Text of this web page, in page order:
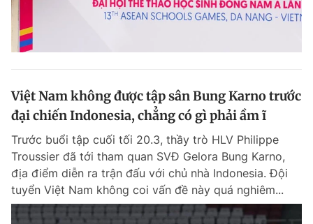
Việt Nam không được tập sân Bung Karno trước
đại chiến Indonesia, chẳng có gì phải ầm ĩ
Trước buổi tập cuối tối 20.3, thầy trò HLV Philippe
Troussier đã tới tham quan SVĐ Gelora Bung Karno,
địa điểm diễn ra trận đấu với chủ nhà Indonesia. Đội
tuyển Việt Nam không coi vấn đề này quá nghiêm...